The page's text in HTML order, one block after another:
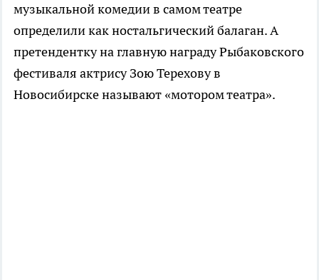
музыкальной комедии в самом театре
определили как ностальгический балаган. А
претендентку на главную награду Рыбаковского
фестиваля актрису Зою Терехову в
Новосибирске называют «мотором театра».